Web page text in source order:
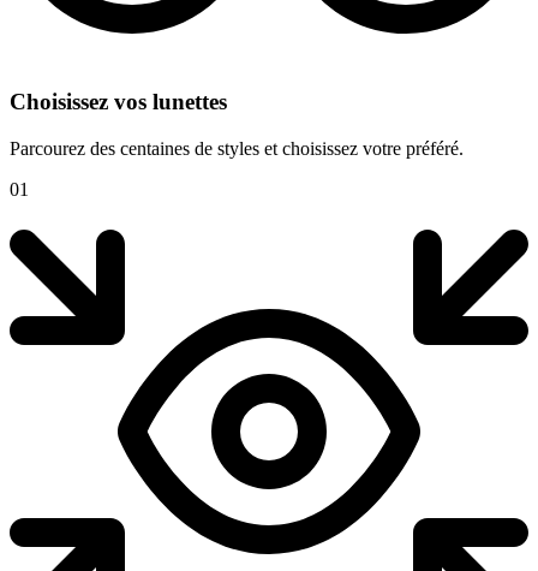
Choisissez vos lunettes
Parcourez des centaines de styles et choisissez votre préféré.
01